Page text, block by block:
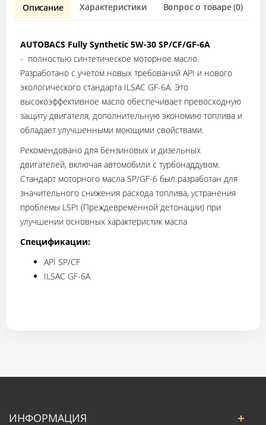
Описание Характеристики Вопрос о товаре (0)
AUTOBACS Fully Synthetic 5W-30 SP/CF/GF-6A
- полностью синтетическое моторное масло.
Разработано с учетом новых требований API и нового
экологического стандарта ILSAC GF-6A. Это
высокоэффективное масло обеспечивает превосходную
защиту двигателя, дополнительную экономию топлива и
обладает улучшенными моющими свойствами.
Рекомендовано для бензиновых и дизельных
двигателей, включая автомобили с турбонаддувом.
Стандарт моторного масла SP/GF-6 был разработан для
значительного снижения расхода топлива, устранения
проблемы LSPI (Преждевременной детонации) при
улучшении основных характеристик масла
Спецификации:
API SP/CF
ILSAC GF-6A
ИНФОРМАЦИЯ